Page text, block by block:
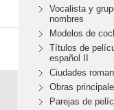
Vocalista y
nombres
Modelos de
Títulos de
español II
Ciudades
Obras
Parejas de